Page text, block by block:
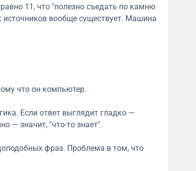
11, что "полезно съедать по камню
источников вообще существует. Машина
что он компьютер.
Если ответ выглядит гладко —
— значит, "что-то знает".
фраз. Проблема в том, что